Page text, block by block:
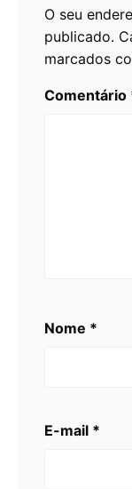
O seu
publicado.
marcados
Comentário
Nome *
E-mail *